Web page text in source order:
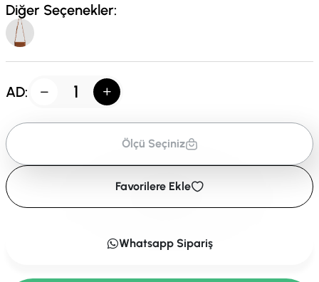
Diğer Seçenekler:
AD:
Ölçü Seçiniz
Favorilere Ekle
Whatsapp Sipariş